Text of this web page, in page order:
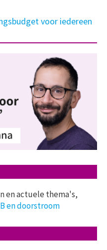
voor iedereen
en actuele thema's,
en doorstroom